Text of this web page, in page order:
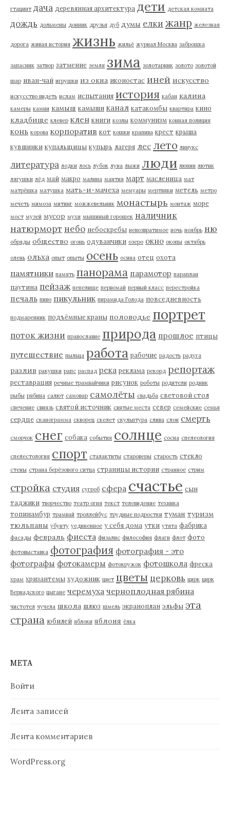
гтацинт дача деревянная архитектура дети детская комната
дождь дольмены донник друзья дуб думы елки жанр железная
дорога живая история жизнь жильё журнал Москва заброшка
запасник затвор затмение земля зима золотарник золото золотой
шар иван-чай игрушки из окна иконостас иней искусство
искусство видеть ислам испытания история кабан калина
камеры камни камыш камыши канал катакомбы квартира кино
кладбище клевер клен книги козлы коммунизм конная полиция
конь корова корпоратив кот кошки крапива крест крыша
кувшинки купальщицы купырь лагеря лес лето линукс
литература лодки лось лубок луна лыжи люди люпин лютик
лягушки лёд май макро малина мантия март масленица мат
матрёшка матушка мать-и-мачеха мемуары мертвяки метель метро
мечеть мимоза митинг можжевельник монастырь монтаж море
мост музей мусор мухи мышиный горошек наличник
натюрморт небо небоскребы невозвратимое ночь ноябрь ню
обряды общество огонь одуванчики озеро окно окопы октябрь
олень ольха опыт опыты осень осина отец охота
памятники память панорама парамотор параплан
паутина пейзаж пепелище первомай первый класс перестройка
печаль пиво пикульник пирамида Голода повседневность
подмаренник подъёмные краны половодье портрет
поток жизни православие природа прошлое птицы
путешествие пыльца работа рабочие радость радуга
разлив ракушки рапс распад река реклама рекорд репортаж
реставрация речные трамвайчики рисунок роботы родители родник
рыбы рябина салют самовар самолёты свадьба световой стол
свечение свиязь святой источник святые места север семейские семья
сердце сканограмма скворец скелет скульптура слива слон смерть
сморчок снег собака события солнце сосна спелеология
спелестология спорт сталактиты староверы старость стекло
стены страна берёзового ситца страницы истории странное стрим
стройка студия сугроб сфера счастье сын
таджики творчество театр огня текст телевидение техника
топинамбур трамвай троллейбус трудные подростки туман туризм
тюльпаны убунту уединенное у себя дома утки утята фабрика
фасады февраль фиеста физалис философия флаги флот фото
фотовыставка фотография фотография - это
фотографы фотокамеры фотокружок фотошкола фреска
храм хризантемы художник цвет цветы церковь цирк цирк
Вернадского цыгане черемуха черноплодная рябина
чистотел чучела школа шлюз шмель экраноплан эльфы эта
страна юбилей яблоки яблоня ёлка
МЕТА
Войти
Лента записей
Лента комментариев
WordPress.org